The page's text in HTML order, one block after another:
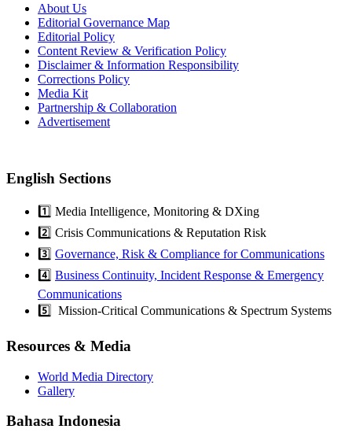
About Us
Editorial Governance Map
Editorial Policy
Content Review & Verification Policy
Disclaimer & Information Responsibility
Corrections Policy
Media Kit
Partnership & Collaboration
Advertisement
English Sections
1️⃣ Media Intelligence, Monitoring & DXing
2️⃣ Crisis Communications & Reputation Risk
3️⃣ Governance, Risk & Compliance for Communications
4️⃣ Business Continuity, Incident Response & Emergency
Communications
5️⃣ Mission-Critical Communications & Spectrum Systems
Resources & Media
World Media Directory
Gallery
Bahasa Indonesia